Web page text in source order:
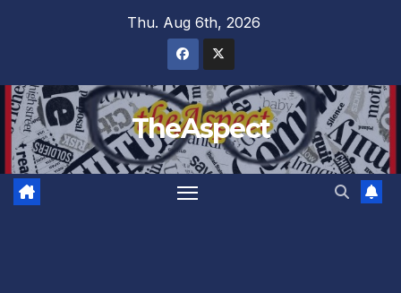
Thu. Aug 6th, 2026
TheAspect